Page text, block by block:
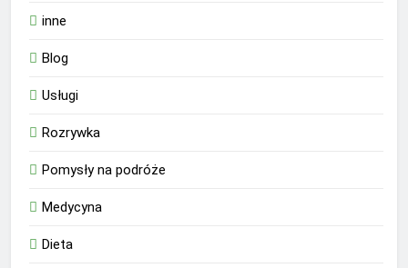
inne
Blog
Usługi
Rozrywka
Pomysły na podróże
Medycyna
Dieta